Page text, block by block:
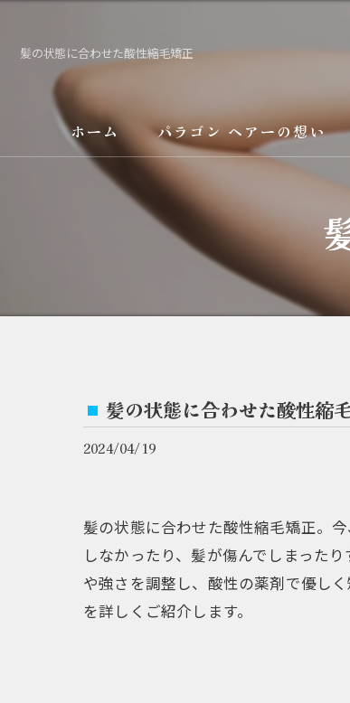
髪の状態に合わせた酸性縮毛矯正
ホーム パラゴン ヘアーの想い
サービス
髪の状態に合わせた酸性縮
2024/04/19
髪の状態に合わせた酸性縮毛矯正。
しなかったり、髪が傷んでしまった
や強さを調整し、酸性の薬剤で優し
を詳しくご紹介します。